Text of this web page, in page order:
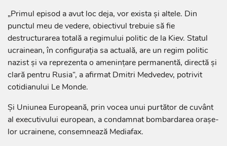
„Primul episod a avut loc deja, vor exista şi altele. Din
punctul meu de vedere, obiectivul trebuie să fie
destructurarea totală a regimului politic de la Kiev. Statul
ucrainean, în configuraţia sa actuală, are un regim politic
nazist şi va reprezenta o ameninţare permanentă, directă şi
clară pentru Rusia“, a afirmat Dmitri Medvedev, potrivit
cotidianului Le Monde.
Şi Uniunea Europeană, prin vocea unui purtător de cuvânt
al executivului euro­pean, a condamnat bombardarea oraşe­
lor ucrainene, consemnează Mediafax.